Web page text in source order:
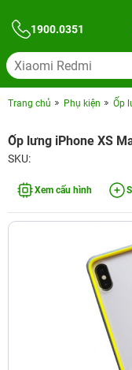
1900.0351
Trang chủ Phụ kiện Ốp
Ốp lưng iPhone XS
SKU:
Xem cấu hình